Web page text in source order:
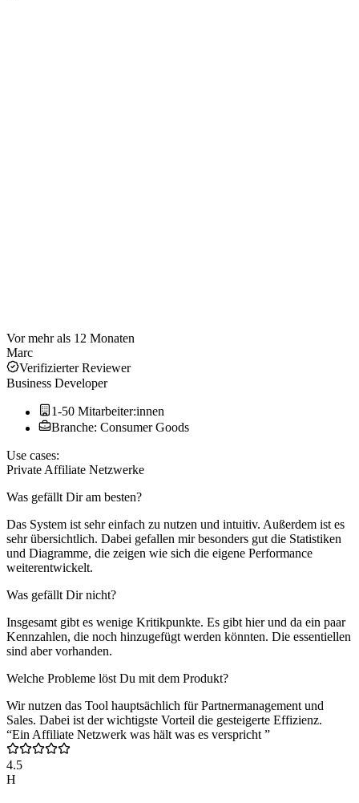
Vor mehr als 12 Monaten
Marc
Verifizierter Reviewer
Business Developer
1-50 Mitarbeiter:innen
Branche: Consumer Goods
Use cases:
Private Affiliate Netzwerke
Was gefällt Dir am besten?
Das System ist sehr einfach zu nutzen und intuitiv. Außerdem ist es
sehr übersichtlich. Dabei gefallen mir besonders gut die Statistiken
und Diagramme, die zeigen wie sich die eigene Performance
weiterentwickelt.
Was gefällt Dir nicht?
Insgesamt gibt es wenige Kritikpunkte. Es gibt hier und da ein paar
Kennzahlen, die noch hinzugefügt werden könnten. Die essentiellen
sind aber vorhanden.
Welche Probleme löst Du mit dem Produkt?
Wir nutzen das Tool hauptsächlich für Partnermanagement und
Sales. Dabei ist der wichtigste Vorteil die gesteigerte Effizienz.
“Ein Affiliate Netzwerk was hält was es verspricht ”
4.5
H